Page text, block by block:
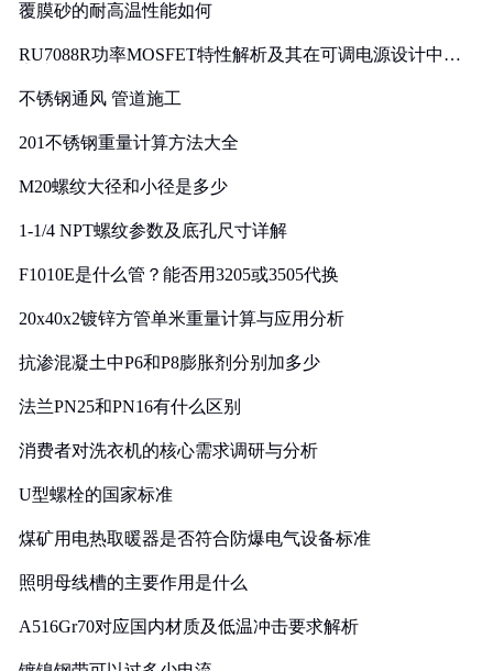
覆膜砂的耐高温性能如何
RU7088R功率MOSFET特性解析及其在可调电源设计中的
不锈钢通风 管道施工
201不锈钢重量计算方法大全
M20螺纹大径和小径是多少
1-1/4 NPT螺纹参数及底孔尺寸详解
F1010E是什么管？能否用3205或3505代换
20x40x2镀锌方管单米重量计算与应用分析
抗渗混凝土中P6和P8膨胀剂分别加多少
法兰PN25和PN16有什么区别
消费者对洗衣机的核心需求调研与分析
U型螺栓的国家标准
煤矿用电热取暖器是否符合防爆电气设备标准
照明母线槽的主要作用是什么
A516Gr70对应国内材质及低温冲击要求解析